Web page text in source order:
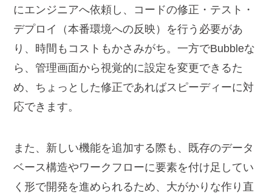
にエンジニアへ依頼し、コードの修正・テスト・
デプロイ（本番環境への反映）を行う必要があ
り、時間もコストもかさみがち。一方でBubbleな
ら、管理画面から視覚的に設定を変更できるた
め、ちょっとした修正であればスピーディーに対
応できます。
また、新しい機能を追加する際も、既存のデータ
ベース構造やワークフローに要素を付け足してい
く形で開発を進められるため、大がかりな作り直